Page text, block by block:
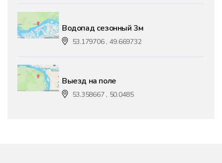
Водопад сезонный 3м
53.179706 , 49.669732
Выезд на поле
53.358667 , 50.0485